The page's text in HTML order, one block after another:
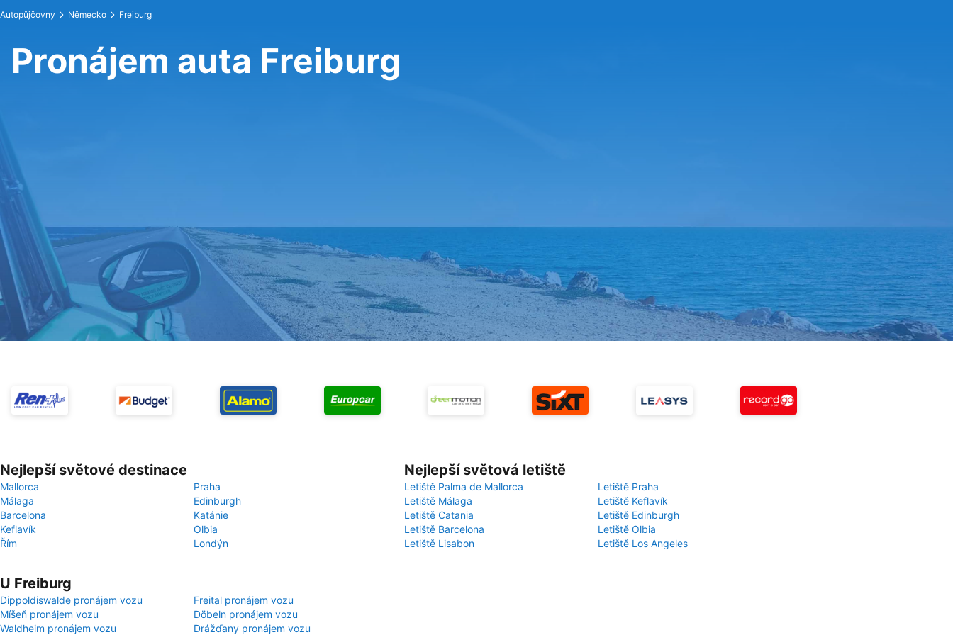
Autopůjčovny Německo Freiburg
Pronájem auta Freiburg
Nejlepší světové destinace
Mallorca
Praha
Málaga
Edinburgh
Barcelona
Katánie
Keflavík
Olbia
Řím
Londýn
Nejlepší světová letiště
Letiště Palma de Mallorca
Letiště Praha
Letiště Málaga
Letiště Keflavík
Letiště Catania
Letiště Edinburgh
Letiště Barcelona
Letiště Olbia
Letiště Lisabon
Letiště Los Angeles
U Freiburg
Dippoldiswalde pronájem vozu
Freital pronájem vozu
Míšeň pronájem vozu
Döbeln pronájem vozu
Waldheim pronájem vozu
Drážďany pronájem vozu